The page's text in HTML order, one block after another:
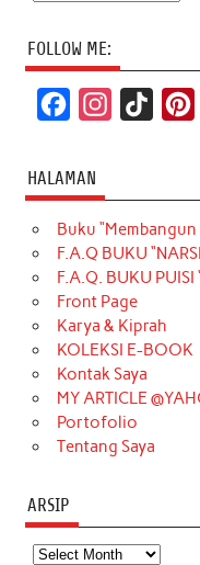
FOLLOW ME:
c
e
b
o
o
k
t
a
g
r
a
m
T
o
k
HALAMAN
Buku
F.A.Q BUKU
F.A.Q. BUKU PUISI
Front Page
Karya & Kiprah
KOLEKSI E-BOOK
Kontak Saya
MY ARTICLE
Portofolio
Tentang Saya
ARSIP
Arsip